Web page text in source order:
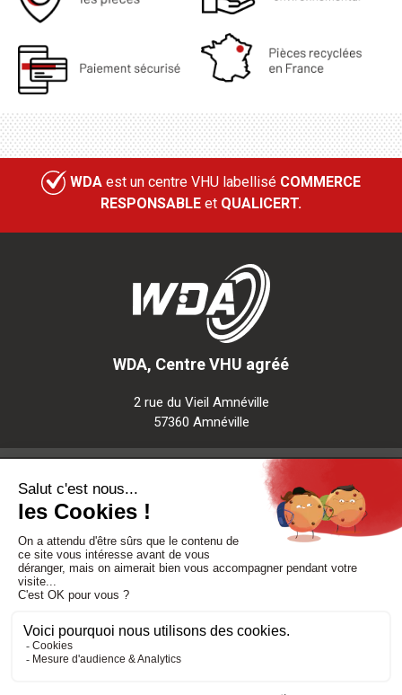
WDA est un centre VHU labellisé COMMERCE
RESPONSABLE et QUALICERT.
WDA, Centre VHU agréé
2 rue du Vieil Amnéville
57360 Amnéville
Besoin d'aide